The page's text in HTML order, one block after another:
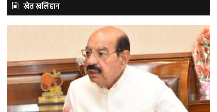
खेत खलिहान